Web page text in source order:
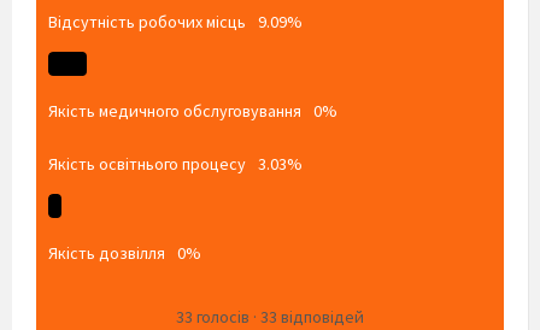
Відсутність робочих місць 9.09%
Якість медичного обслуговування 0%
Якість освітнього процесу 3.03%
Якість дозвілля 0%
33 голосів · 33 відповідей